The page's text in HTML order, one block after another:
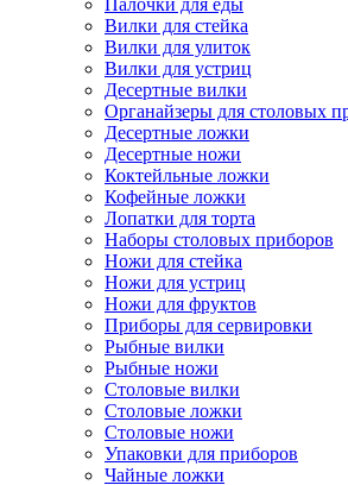
Вилки для стейка
Вилки для улиток
Вилки для устриц
Десертные вилки
Органайзеры для столовых
Десертные ложки
Десертные ножи
Коктейльные ложки
Кофейные ложки
Лопатки для торта
Наборы столовых приборов
Ножи для стейка
Ножи для устриц
Ножи для фруктов
Приборы для сервировки
Рыбные вилки
Рыбные ножи
Столовые вилки
Столовые ложки
Столовые ножи
Упаковки для приборов
Чайные ложки